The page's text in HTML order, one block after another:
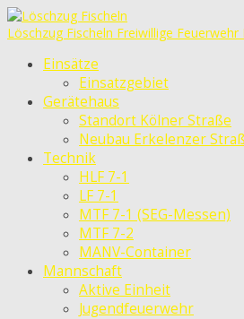
Löschzug Fischeln Freiwillige Feuerwehr
Einsätze
Einsatzgebiet
Gerätehaus
Standort Kölner Straße
Neubau Erkelenzer
Technik
HLF 7-1
LF 7-1
MTF 7-1 (SEG-Messen)
MTF 7-2
MANV-Container
Mannschaft
Aktive Einheit
Jugendfeuerwehr